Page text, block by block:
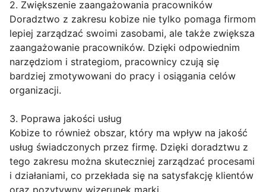
2. Zwiększenie zaangażowania pracowników
Doradztwo z zakresu kobize nie tylko pomaga firmom
lepiej zarządzać swoimi zasobami, ale także zwiększa
zaangażowanie pracowników. Dzięki odpowiednim
narzędziom i strategiom, pracownicy czują się
bardziej zmotywowani do pracy i osiągania celów
organizacji.
3. Poprawa jakości usług
Kobize to również obszar, który ma wpływ na jakość
usług świadczonych przez firmę. Dzięki doradztwu z
tego zakresu można skuteczniej zarządzać procesami
i działaniami, co przekłada się na satysfakcję klientów